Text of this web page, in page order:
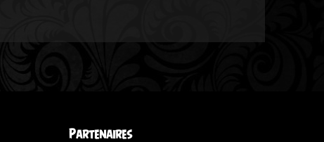
Partenaires